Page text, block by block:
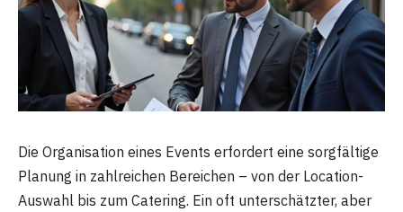
Die Organisation eines Events erfordert eine sorgfältige
Planung in zahlreichen Bereichen – von der Location-
Auswahl bis zum Catering. Ein oft unterschätzter, aber